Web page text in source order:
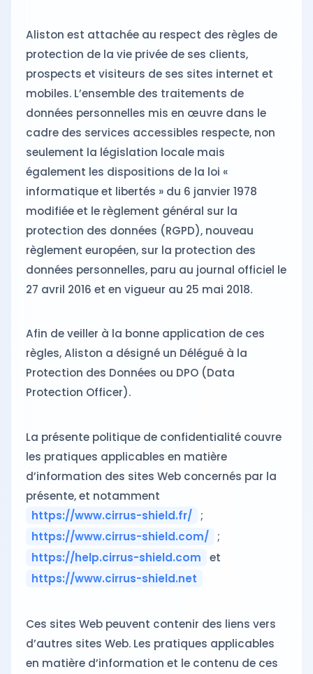
Aliston est attachée au respect des règles de
protection de la vie privée de ses clients,
prospects et visiteurs de ses sites internet et
mobiles. L’ensemble des traitements de
données personnelles mis en œuvre dans le
cadre des services accessibles respecte, non
seulement la législation locale mais
également les dispositions de la loi «
informatique et libertés » du 6 janvier 1978
modifiée et le règlement général sur la
protection des données (RGPD), nouveau
règlement européen, sur la protection des
données personnelles, paru au journal officiel le
27 avril 2016 et en vigueur au 25 mai 2018.
Afin de veiller à la bonne application de ces
règles, Aliston a désigné un Délégué à la
Protection des Données ou DPO (Data
Protection Officer).
La présente politique de confidentialité couvre
les pratiques applicables en matière
d’information des sites Web concernés par la
présente, et notamment
https://www.cirrus-shield.fr/
;
https://www.cirrus-shield.com/
;
https://help.cirrus-shield.com
et
https://www.cirrus-shield.net
Ces sites Web peuvent contenir des liens vers
d’autres sites Web. Les pratiques applicables
en matière d’information et le contenu de ces